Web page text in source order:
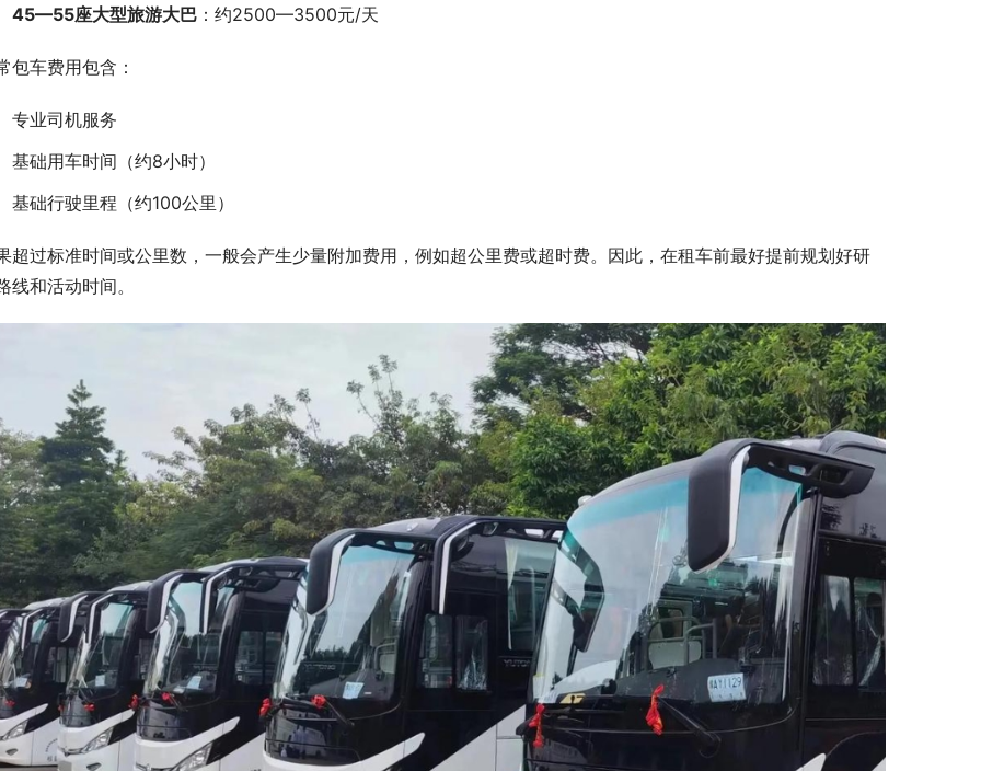
45—55座大型旅游大巴 ：约2500—3500元/天
包车费用包含：
专业司机服务
基础用车时间（约8小时）
基础行驶里程（约100公里）
超过标准时间或公里数，一般会产生少量附加费用，例如超公里费或超时费。因此，在租车前最好提前规划好研
线和活动时间。